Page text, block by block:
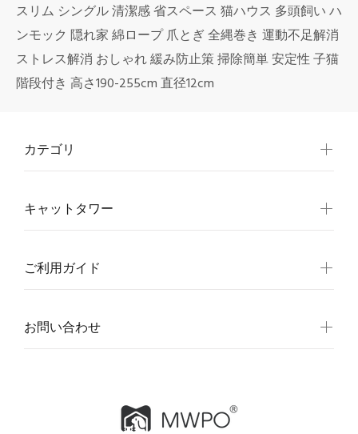
スリム シングル 清潔感 省スペース 猫ハウス 多頭飼い ハ
ンモック 隠れ家 綿ロープ 爪とぎ 全縄巻き 運動不足解消
ストレス解消 おしゃれ 緩み防止策 掃除簡単 安定性 子猫
階段付き 高さ190-255cm 直径12cm
カテゴリ
キャットタワー
ご利用ガイド
お問い合わせ